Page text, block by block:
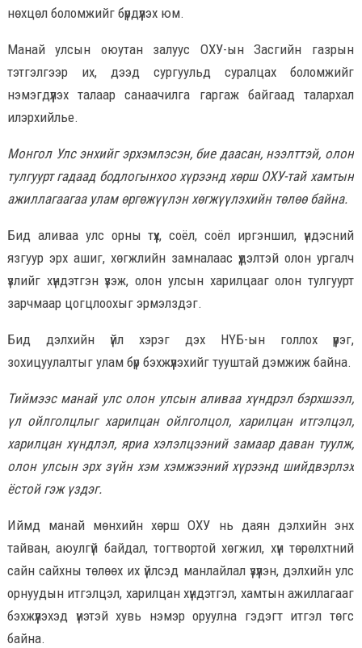
нөхцөл боломжийг бүрдүүлэх юм.
Манай улсын оюутан залуус ОХУ-ын Засгийн газрын
тэтгэлгээр их, дээд сургуульд суралцах боломжийг
нэмэгдүүлэх талаар санаачилга гаргаж байгаад талархал
илэрхийлье.
Монгол Улс энхийг эрхэмлэсэн, бие даасан, нээлттэй, олон
тулгуурт гадаад бодлогынхоо хүрээнд хөрш ОХУ-тай хамтын
ажиллагаагаа улам өргөжүүлэн хөгжүүлэхийн төлөө байна.
Бид аливаа улс орны түүх, соёл, соёл иргэншил, үндэсний
язгуур эрх ашиг, хөгжлийн замналаас үүдэлтэй олон ургалч
үзлийг хүндэтгэн үзэж, олон улсын харилцааг олон тулгуурт
зарчмаар цогцлоохыг эрмэлздэг.
Бид дэлхийн үйл хэрэг дэх НҮБ-ын голлох үүрэг,
зохицуулалтыг улам бүр бэхжүүлэхийг тууштай дэмжиж байна.
Тиймээс манай улс олон улсын аливаа хүндрэл бэрхшээл,
үл ойлголцлыг харилцан ойлголцол, харилцан итгэлцэл,
харилцан хүндлэл, яриа хэлэлцээний замаар даван туулж,
олон улсын эрх зүйн хэм хэмжээний хүрээнд шийдвэрлэх
ёстой гэж үздэг.
Иймд манай мөнхийн хөрш ОХУ нь даян дэлхийн энх
тайван, аюулгүй байдал, тогтвортой хөгжил, хүн төрөлхтний
сайн сайхны төлөөх их үйлсэд манлайлал үзүүлэн, дэлхийн улс
орнуудын итгэлцэл, харилцан хүндэтгэл, хамтын ажиллагааг
бэхжүүлэхэд үнэтэй хувь нэмэр оруулна гэдэгт итгэл төгс
байна.